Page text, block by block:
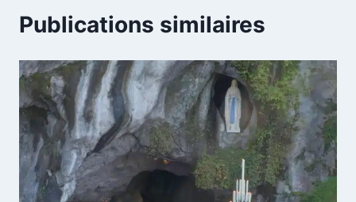
Publications similaires